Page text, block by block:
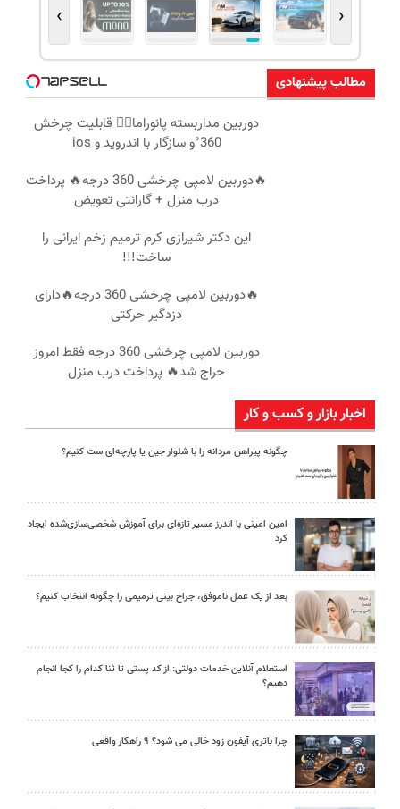
‹
›
مطالب پیشنهادی
دوربین مداربسته پانوراما👈🏻 قابلیت چرخش
360°و سازگار با اندروید و ios
🔥دوربین لامپی چرخشی 360 درجه🔥 پرداخت
درب منزل + گارانتی تعویض
این دکتر شیرازی کرم ترمیم زخم ایرانی را
ساخت!!!
🔥دوربین لامپی چرخشی 360 درجه🔥دارای
دزدگیر حرکتی
دوربین لامپی چرخشی 360 درجه فقط امروز
حراج شد🔥 پرداخت درب منزل
اخبار بازار و کسب و کار
چگونه پیراهن مردانه را با شلوار جین یا پارچه‌ای ست کنیم؟
امین امینی با اندرز مسیر تازه‌ای برای آموزش شخصی‌سازی‌شده ایجاد
کرد
بعد از یک عمل ناموفق، جراح بینی ترمیمی را چگونه انتخاب کنیم؟
استعلام آنلاین خدمات دولتی: از کد پستی تا ثنا کدام را کجا انجام
دهیم؟
چرا باتری آیفون زود خالی می شود؟ ۹ راهکار واقعی